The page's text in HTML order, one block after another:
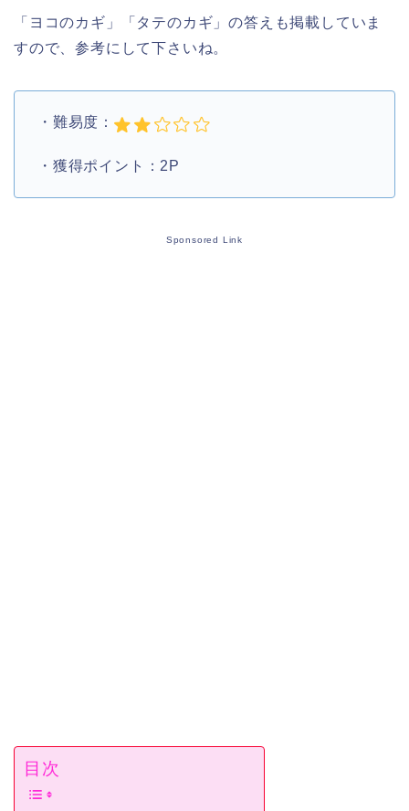
「ヨコのカギ」「タテのカギ」の答えも掲載していま
すので、参考にして下さいね。
・難易度：
・獲得ポイント：2P
Sponsored Link
目次